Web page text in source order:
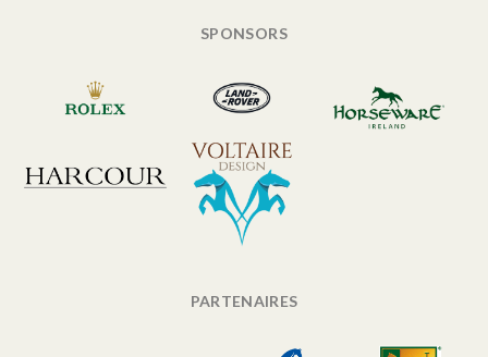
SPONSORS
PARTENAIRES